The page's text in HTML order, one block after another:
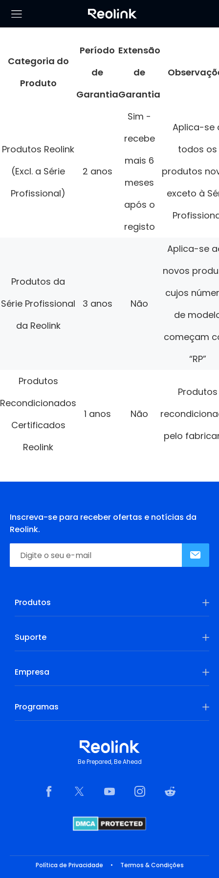
Categoria do
Produto
Período
de
Garantia
Extensão
de
Garantia
Produtos Reolink
(Excl. a Série
Profissional)
2 anos
Sim -
recebe
mais 6
meses
após o
registo
Aplica-se
todos os
produtos
exceto à
Produtos da
Série Profissional
da Reolink
3 anos Não
Aplica-se
novos
cujos
de
começam
“RP”
Produtos
Recondicionados
Certificados
Reolink
1 anos Não
Produtos
pelo
Inscreva-se para receber ofertas e notícias da
Reolink.
Produtos
Suporte
Empresa
Programas
Be Prepared, Be Ahead
Política de Privacidade • Termos & Condições